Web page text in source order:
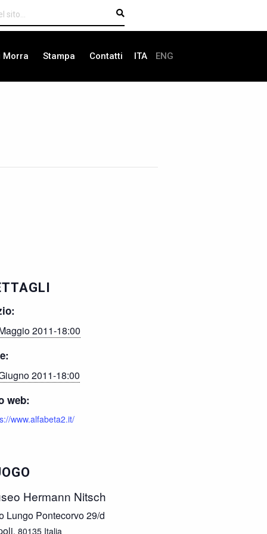
Morra Stampa Contatti ITA ENG
2011-18:00
2011-18:00
web:
www.alfabeta2.it/
Hermann Nitsch
Lungo Pontecorvo 29/d
, 80135 Italia